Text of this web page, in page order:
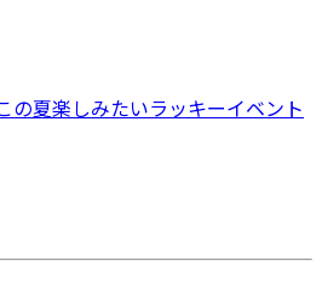
の夏楽しみたいラッキーイベント